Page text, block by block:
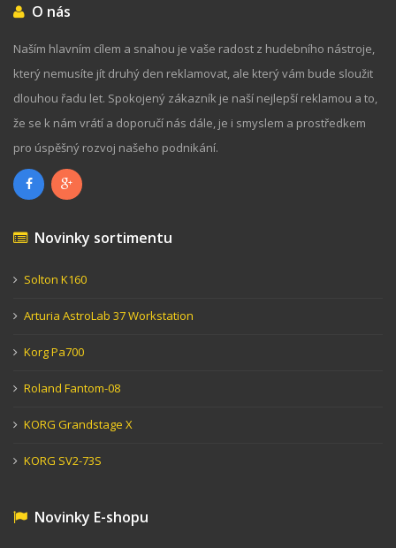
O nás
Naším hlavním cílem a snahou je vaše radost z hudebního nástroje,
který nemusíte jít druhý den reklamovat, ale který vám bude sloužit
dlouhou řadu let. Spokojený zákazník je naší nejlepší reklamou a to,
že se k nám vrátí a doporučí nás dále, je i smyslem a prostředkem
pro úspěšný rozvoj našeho podnikání.
Novinky sortimentu
Solton K160
Arturia AstroLab 37 Workstation
Korg Pa700
Roland Fantom-08
KORG Grandstage X
KORG SV2-73S
Novinky E-shopu